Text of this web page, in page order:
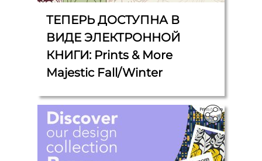
ТЕПЕРЬ ДОСТУПНА В
ВИДЕ ЭЛЕКТРОННОЙ
КНИГИ: Prints & More
Majestic Fall/Winter